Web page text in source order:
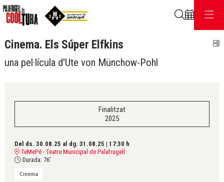
Cinema. Els Súper Elfkins
una pel·lícula d'Ute von Münchow-Pohl
Finalitzat
2025
Del ds. 30.08.25 al dg. 31.08.25 | 17:30 h
TeMePé - Teatre Municipal de Palafrugell
Durada: 76'
Cinema